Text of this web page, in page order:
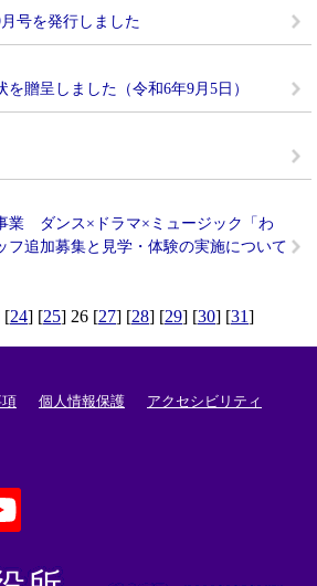
号を発行しました
贈呈しました（令和6年9月5日）
業 ダンス×ドラマ×ミュージック「わ
追加募集と見学・体験の実施について
[24] [25] 26 [27] [28] [29] [30] [31]
個人情報保護 アクセシビリティ